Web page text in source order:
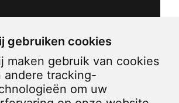
gebruiken cookies
maken gebruik van cookies
andere tracking-
om uw